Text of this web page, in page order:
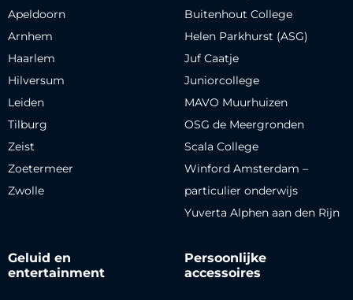
Apeldoorn
Arnhem
Haarlem
Hilversum
Leiden
Tilburg
Zeist
Zoetermeer
Zwolle
Buitenhout College
Helen Parkhurst (ASG)
Juf Caatje
Juniorcollege
MAVO Muurhuizen
OSG de Meergronden
Scala College
Winford Amsterdam –
particulier onderwijs
Yuverta Alphen aan den Rijn
Geluid en
entertainment
Persoonlijke
accessoires